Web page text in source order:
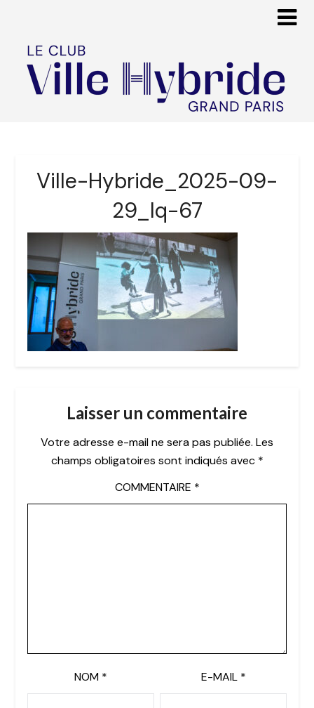
Ville-Hybride_2025-09-
29_lq-67
Laisser un commentaire
Votre adresse e-mail ne sera pas publiée. Les
champs obligatoires sont indiqués avec *
COMMENTAIRE *
NOM * E-MAIL *